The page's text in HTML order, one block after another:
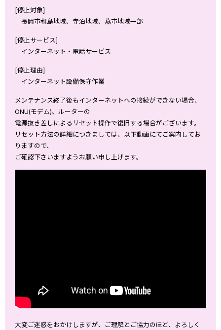
[停止対象]
長岡市和島地域、寺泊地域、燕市地域一部
[停止サービス]
インターネット・電話サービス
[停止理由]
インターネット設備保守作業
メンテナンス終了後もインターネットへの接続ができない場合、
ONU(モデム)、ルーターの
電源抜き差しによるリセット操作で復旧する場合がございます。
リセット方法の詳細につきましては、以下動画にてご案内してお
りますので、
ご確認下さいますようお願い申し上げます。
大変ご迷惑をおかけしますが、ご理解とご協力のほど、よろしく